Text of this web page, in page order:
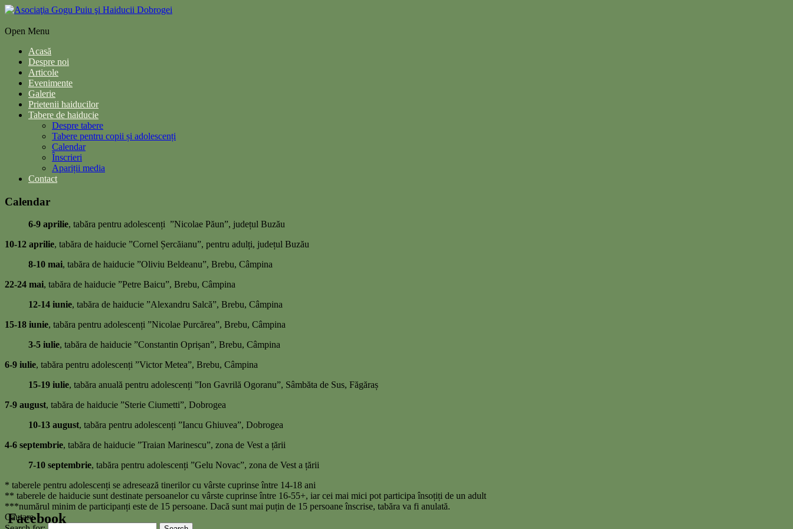
Open Menu
Acasă
Despre noi
Articole
Evenimente
Galerie
Prietenii haiducilor
Tabere de haiducie
Despre tabere
Tabere pentru copii și adolescenți
Calendar
Înscrieri
Apariții media
Contact
Calendar
6-9 aprilie, tabăra pentru adolescenți ”Nicolae Păun”, județul Buzău
10-12 aprilie, tabăra de haiducie ”Cornel Șercăianu”, pentru adulți, județul Buzău
8-10 mai, tabăra de haiducie ”Oliviu Beldeanu”, Brebu, Câmpina
22-24 mai, tabăra de haiducie ”Petre Baicu”, Brebu, Câmpina
12-14 iunie, tabăra de haiducie ”Alexandru Salcă”, Brebu, Câmpina
15-18 iunie, tabăra pentru adolescenți ”Nicolae Purcărea”, Brebu, Câmpina
3-5 iulie, tabăra de haiducie ”Constantin Oprișan”, Brebu, Câmpina
6-9 iulie, tabăra pentru adolescenți ”Victor Metea”, Brebu, Câmpina
15-19 iulie, tabăra anuală pentru adolescenți ”Ion Gavrilă Ogoranu”, Sâmbăta de Sus, Făgăraș
7-9 august, tabăra de haiducie ”Sterie Ciumetti”, Dobrogea
10-13 august, tabăra pentru adolescenți ”Iancu Ghiuvea”, Dobrogea
4-6 septembrie, tabăra de haiducie ”Traian Marinescu”, zona de Vest a țării
7-10 septembrie, tabăra pentru adolescenți ”Gelu Novac”, zona de Vest a țării
* taberele pentru adolescenți se adresează tinerilor cu vârste cuprinse între 14-18 ani
** taberele de haiducie sunt destinate persoanelor cu vârste cuprinse între 16-55+, iar cei mai mici pot participa însoțiți de un adult
***numărul minim de participanți este de 15 persoane. Dacă sunt mai puțin de 15 persoane înscrise, tabăra va fi anulată.
Cautare
Facebook